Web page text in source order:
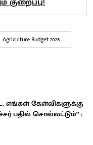
Agriculture Budget 2026
எங்கள் கேள்விகளுக்கு
பதில் சொல்லட்டும்” :